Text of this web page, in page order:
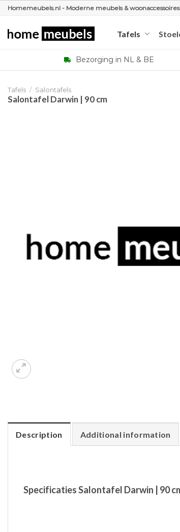
Ga
inhoud
Homemeubels.nl - Moderne meubels & woonaccessoires
Tafels
Bezorging in NL & BE
Tafels / Salontafels
Salontafel Darwin | 90 cm
Description Additional information
Specificaties Salontafel Darwin | 90